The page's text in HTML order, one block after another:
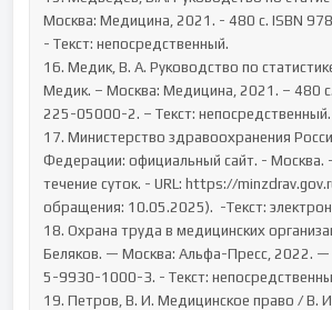
Москва: Медицина, 2021. - 480 с. ISBN
- Текст: непосредственный.
16. Медик, В. А. Руководство по
Медик. – Москва: Медицина, 2021. – 480
225-05000-2. – Текст: непосредственный.
17. Министерство здравоохранения
Федерации: официальный сайт. - Москва.
течение суток. - URL: https://
обращения: 10.05.2025).  -Текст:
18. Охрана труда в медицинских
Беляков. — Москва: Альфа-Пресс, 2022. —
5-9930-1000-3. - Текст:
19. Петров, В. И. Медицинское право / В.